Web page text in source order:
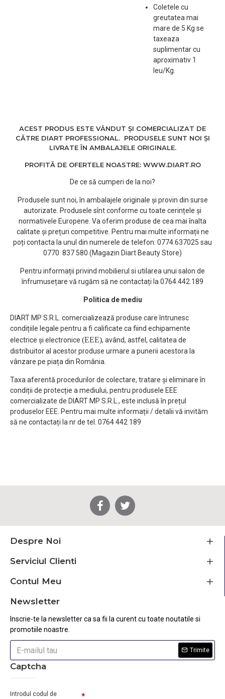
Coletele cu
greutatea mai
mare de 5 Kg se
taxeaza
suplimentar cu
aproximativ 1
leu/Kg.
ACEST PRODUS ESTE VÂNDUT ȘI COMERCIALIZAT DE
CĂTRE DIART PROFESSIONAL. PRODUSELE SUNT NOI ȘI
LIVRATE ÎN AMBALAJELE ORIGINALE.
PROFITĂ DE OFERTELE NOASTRE: WWW.DIART.RO
De ce să cumperi de la noi?
Produsele sunt noi, în ambalajele originale și provin din surse
autorizate. Produsele sînt conforme cu toate cerințele și
normativele Europene. Va oferim produse de cea mai înalta
calitate și prețuri competitive. Pentru mai multe informații ne
poți contacta la unul din numerele de telefon: 0774.637025 sau
0770 837 580 (Magazin Diart Beauty Store)
Pentru informații privind mobilierul si utilarea unui salon de
înfrumusețare vă rugăm să ne contactați la 0764.442.189
Politica de mediu
DIART MP S.R.L. comercializează produse care întrunesc
condițiile legale pentru a fi calificate ca fiind echipamente
electrice și electronice (EEE), având, astfel, calitatea de
distribuitor al acestor produse urmare a punerii acestora la
vânzare pe piața din România.
Taxa aferentă procedurilor de colectare, tratare și eliminare în
condiții de protecție a mediului, pentru produsele EEE
comercializate de DIART MP S.R.L., este inclusă în prețul
produselor EEE. Pentru mai multe informații / detalii vă invităm
să ne contactați la nr de tel. 0764 442 189
Despre Noi
Serviciul Clienti
Contul Meu
Newsletter
Inscrie-te la newsletter ca sa fii la curent cu toate noutatile si
promotiile noastre.
Trimite
Captcha
Introdul codul de